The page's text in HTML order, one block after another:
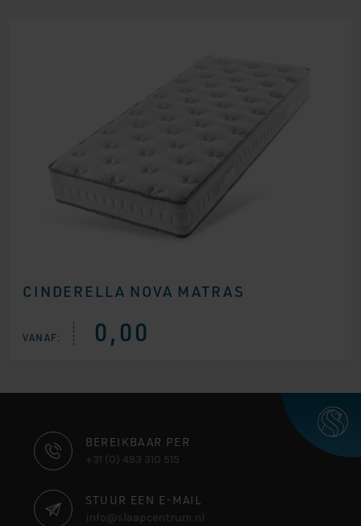
CINDERELLA NOVA MATRAS
VANAF: 0,00
CONTACT
INFORMATIE
BEREIKBAAR PER
+31 (0) 493 310 515
STUUR EEN E-MAIL
info@slaapcentrum.nl